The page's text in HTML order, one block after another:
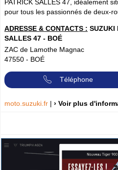
PATRICK SALLES 47, idéalement
pour tous les passionnés de deux-
ADRESSE & CONTACTS : SUZUKI
SALLES 47 - BOÉ
ZAC de Lamothe Magnac
47550 - BOÉ
Téléphone
moto.suzuki.fr | › Voir plus